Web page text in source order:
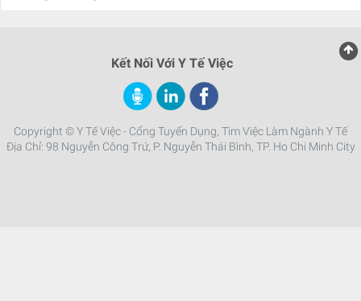
Kết Nối Với Y Tế Việc
Copyright © Y Tế Việc - Cổng Tuyển Dụng, Tìm Việc Làm Ngành Y Tế
Địa Chỉ: 98 Nguyễn Công Trứ, P. Nguyễn Thái Bình, TP. Ho Chi Minh City